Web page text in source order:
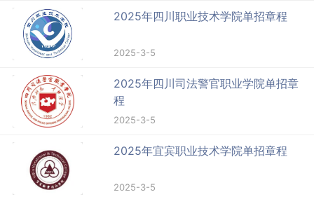
2025年四川职业技术学院单招章程
2025-3-5
2025年四川司法警官职业学院单招章
程
2025-3-5
2025年宜宾职业技术学院单招章程
2025-3-5